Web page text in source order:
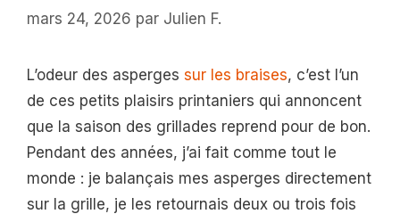
mars 24, 2026 par Julien F.
L’odeur des asperges sur les braises, c’est l’un
de ces petits plaisirs printaniers qui annoncent
que la saison des grillades reprend pour de bon.
Pendant des années, j’ai fait comme tout le
monde : je balançais mes asperges directement
sur la grille, je les retournais deux ou trois fois